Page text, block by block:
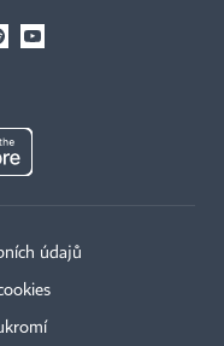
údajů